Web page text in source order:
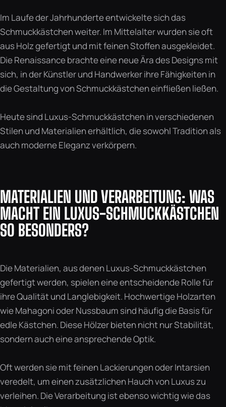
Im Laufe der Jahrhunderte entwickelte sich das
Schmuckkästchen weiter. Im Mittelalter wurden sie oft
aus Holz gefertigt und mit feinen Stoffen ausgekleidet.
Die Renaissance brachte eine neue Ära des Designs mit
sich, in der Künstler und Handwerker ihre Fähigkeiten in
die Gestaltung von Schmuckkästchen einfließen ließen.
Heute sind Luxus-Schmuckkästchen in verschiedenen
Stilen und Materialien erhältlich, die sowohl Tradition als
auch moderne Eleganz verkörpern.
MATERIALIEN UND VERARBEITUNG: WAS
MACHT EIN LUXUS-SCHMUCKKÄSTCHEN
SO BESONDERS?
Die Materialien, aus denen Luxus-Schmuckkästchen
gefertigt werden, spielen eine entscheidende Rolle für
ihre Qualität und Langlebigkeit. Hochwertige Holzarten
wie Mahagoni oder Nussbaum sind häufig die Basis für
edle Kästchen. Diese Hölzer bieten nicht nur Stabilität,
sondern auch eine ansprechende Optik.
Oft werden sie mit feinen Lackierungen oder Intarsien
veredelt, um einen zusätzlichen Hauch von Luxus zu
verleihen. Die Verarbeitung ist ebenso wichtig wie das